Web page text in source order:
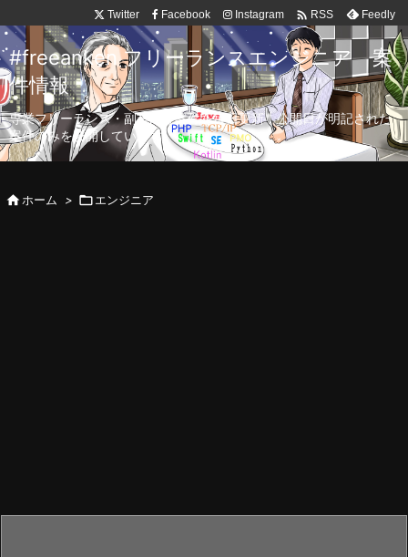
Twitter Facebook Instagram  RSS Feedly
#freeanken フリーランスエンジニア 案
件情報
専業フリーランス・副業向け案件を毎日更新！公開日が明記された
案件のみを公開しています。
ホーム > エンジニア